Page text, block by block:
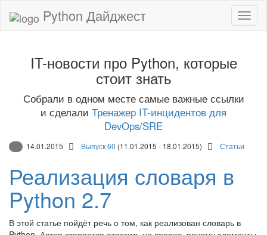
Python Дайджест
IT-новости про Python, которые
стоит знать
Собрали в одном месте самые важные ссылки
и сделали Тренажер IT-инцидентов для
DevOps/SRE
14.01.2015 Выпуск 60 (11.01.2015 - 18.01.2015) Статьи
Реализация словаря в
Python 2.7
В этой статье пойдёт речь о том, как реализован словарь в